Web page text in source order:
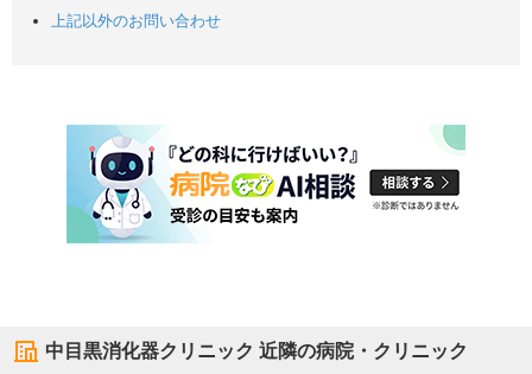
上記以外のお問い合わせ
中目黒消化器クリニック 近隣の病院・クリニック